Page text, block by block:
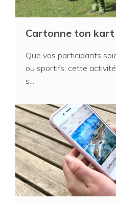
Cartonne ton kart
Que vos participants
ou sportifs, cette
s...